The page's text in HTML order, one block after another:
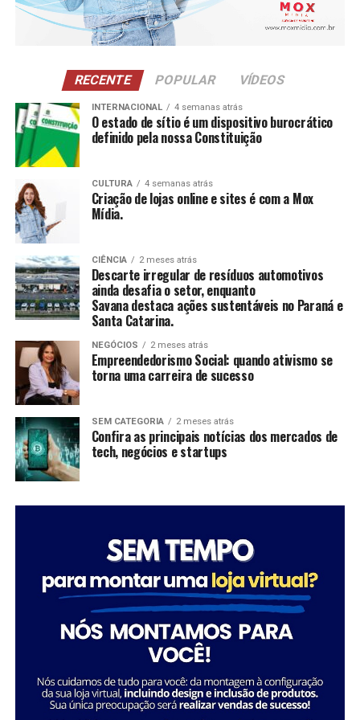
A Savana integra o Grupo Águia Branca e é especializada
na comercialização de caminhões e veículos comerciais
da Mercedes-Benz. Com forte presença nos setores de
transporte e logística, oferece um portfólio completo
de veículos, peças e serviços de oficina. Além disso,
disponibiliza soluções em pneus e recapagem,
garantindo performance e eficiência para os clientes do
segmento de transporte de cargas.
CAE Mulher: Atendimento a mulheres em situação
de violência doméstica, oferecendo proteção
integral e apoio à autoestima.
NCI: Atividades para pessoas com 60 anos ou
mais, estimulando a construção e reconstrução de
suas histórias e vivências.
CCAS
: Ambiente de convivência para crianças e
adolescentes, abrangendo desde jogos até cultura
SAICA: Trabalho de cuidado, orientação e proteção
integral a crianças e adolescentes em situação de
CEIS
: Garantia de um ambiente seguro e desafiador
para o desenvolvimento infantil.
Conclusão
O empreendedorismo social, impulsionado por líderes
como Tatiana Souza, demonstra que ativismo pode, sim,
ser uma carreira de sucesso. As mulheres no comando
dessas organizações não apenas promovem mudanças
significativas em suas comunidades, mas também
inspiram futuras gerações a seguir seus passos,
mostrando que é possível transformar a sociedade
feminina no setor social: “Acredito que quando as
mulheres assumem a liderança, trazem consigo uma
perspectiva única e essencial que promove a inclusão e o
desenvolvimento sustentável. Meu objetivo é continuar
inspirando e capacitando outras mulheres a seguirem
esse caminho, transformando ainda mais vidas e
Essa trajetória exemplifica como o ativismo e o
empreendedorismo social podem convergir para criar
RECENTE POPULAR VÍDEOS
INTERNACIONAL 4 semanas atrás
O estado de sítio é um dispositivo burocrático
definido pela nossa Constituição
CULTURA 4 semanas atrás
Criação de lojas online e sites é com a Mox
Mídia.
CIÊNCIA 2 meses atrás
Descarte irregular de resíduos automotivos
ainda desafia o setor, enquanto
Savana destaca ações sustentáveis no Paraná e
Santa Catarina.
NEGÓCIOS 2 meses atrás
Empreendedorismo Social: quando ativismo se
torna uma carreira de sucesso
SEM CATEGORIA 2 meses atrás
Confira as principais notícias dos mercados de
tech, negócios e startups